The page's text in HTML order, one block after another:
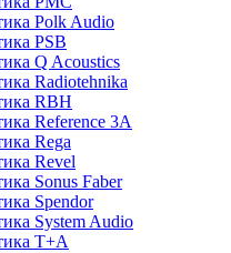
Polk Audio
PSB
Q Acoustics
Radiotehnika
RBH
Reference 3A
Rega
Revel
Sonus Faber
Spendor
System Audio
T+A